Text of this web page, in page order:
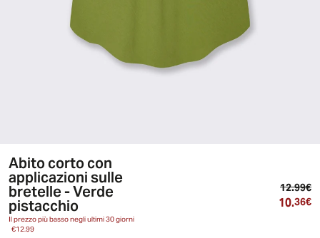
Abito corto con
applicazioni sulle
bretelle - Verde
pistacchio
Il prezzo più basso negli ultimi 30 giorni
€12.99
12.99€
10.36€